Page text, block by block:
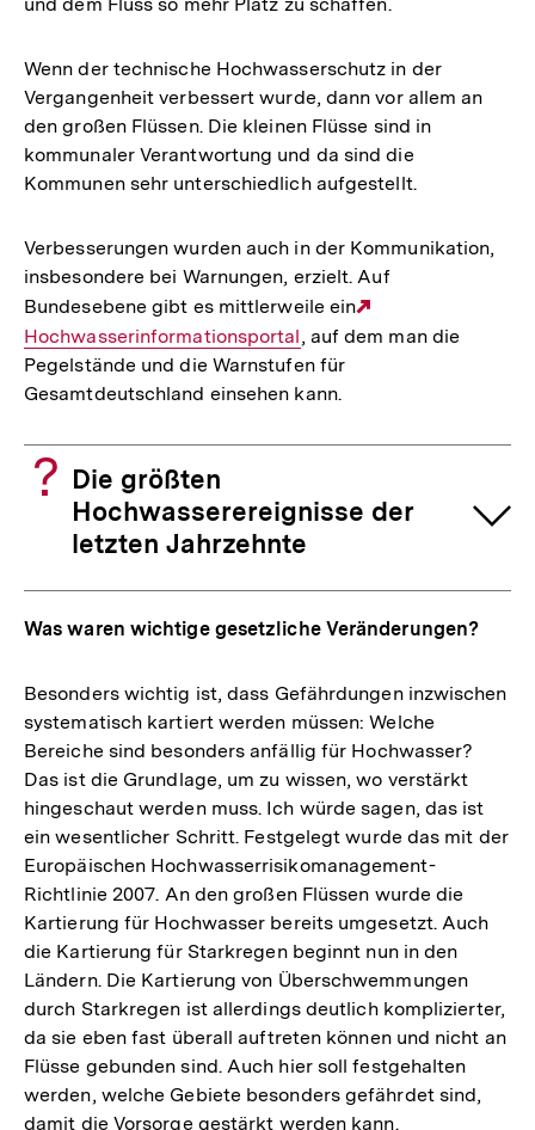
und dem Fluss so mehr Platz zu schaffen.
Wenn der technische Hochwasserschutz in der
Vergangenheit verbessert wurde, dann vor allem an
den großen Flüssen. Die kleinen Flüsse sind in
kommunaler Verantwortung und da sind die
Kommunen sehr unterschiedlich aufgestellt.
Verbesserungen wurden auch in der Kommunikation,
insbesondere bei Warnungen, erzielt. Auf
Bundesebene gibt es mittlerweile ein
Link:
Hochwasserinformationsportal, auf dem man die
Pegelstände und die Warnstufen für
Gesamtdeutschland einsehen kann.
Die größten
Hochwasserereignisse der
letzten Jahrzehnte
Was waren wichtige gesetzliche Veränderungen?
Besonders wichtig ist, dass Gefährdungen inzwischen
systematisch kartiert werden müssen: Welche
Bereiche sind besonders anfällig für Hochwasser?
Das ist die Grundlage, um zu wissen, wo verstärkt
hingeschaut werden muss. Ich würde sagen, das ist
ein wesentlicher Schritt. Festgelegt wurde das mit der
Europäischen Hochwasserrisikomanagement-
Richtlinie 2007. An den großen Flüssen wurde die
Kartierung für Hochwasser bereits umgesetzt. Auch
die Kartierung für Starkregen beginnt nun in den
Ländern. Die Kartierung von Überschwemmungen
durch Starkregen ist allerdings deutlich komplizierter,
da sie eben fast überall auftreten können und nicht an
Flüsse gebunden sind. Auch hier soll festgehalten
werden, welche Gebiete besonders gefährdet sind,
damit die Vorsorge gestärkt werden kann.